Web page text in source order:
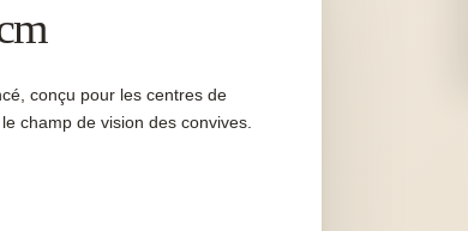
conçu pour les centres de
champ de vision des convives.